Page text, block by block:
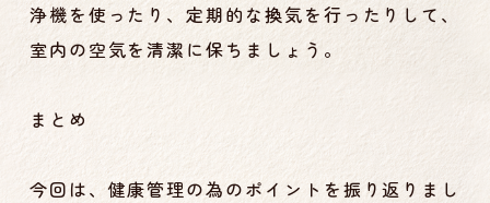
浄機を使ったり、定期的な換気を行ったりして、
室内の空気を清潔に保ちましょう。
まとめ
今回は、健康管理の為のポイントを振り返りまし